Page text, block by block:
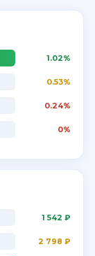
1.02%
0.53%
0.24%
0%
1 542 ₽
2 798 ₽